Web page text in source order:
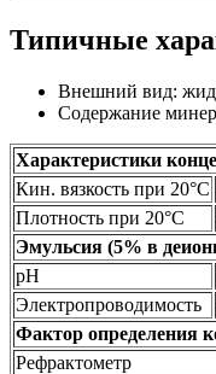
Типичные
Внешний вид:
Содержание
Характеристики
Кин. вязкость при 20°C
Плотность при 20°C
Эмульсия (5% в
рН
Электропроводимость
Фактор определения
Рефрактометр